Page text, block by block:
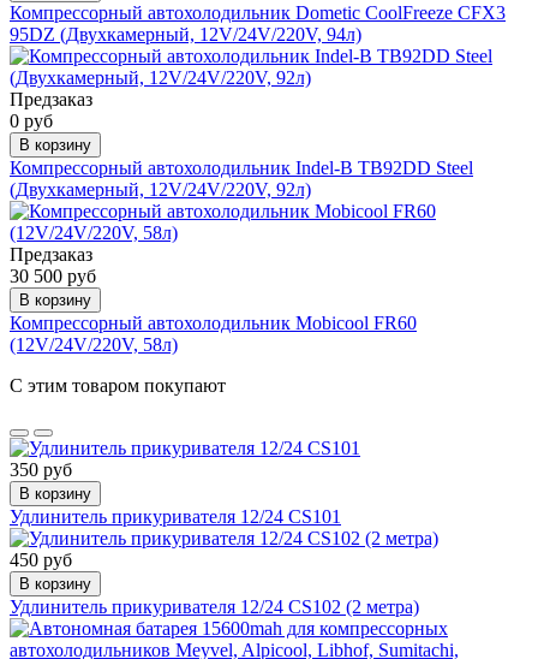
Компрессорный автохолодильник Dometic CoolFreeze CFX3
95DZ (Двухкамерный, 12V/24V/220V, 94л)
Предзаказ
0 руб
В корзину
Компрессорный автохолодильник Indel-B TB92DD Steel
(Двухкамерный, 12V/24V/220V, 92л)
Предзаказ
30 500 руб
В корзину
Компрессорный автохолодильник Mobicool FR60
(12V/24V/220V, 58л)
С этим товаром покупают
350 руб
В корзину
Удлинитель прикуривателя 12/24 CS101
450 руб
В корзину
Удлинитель прикуривателя 12/24 CS102 (2 метра)